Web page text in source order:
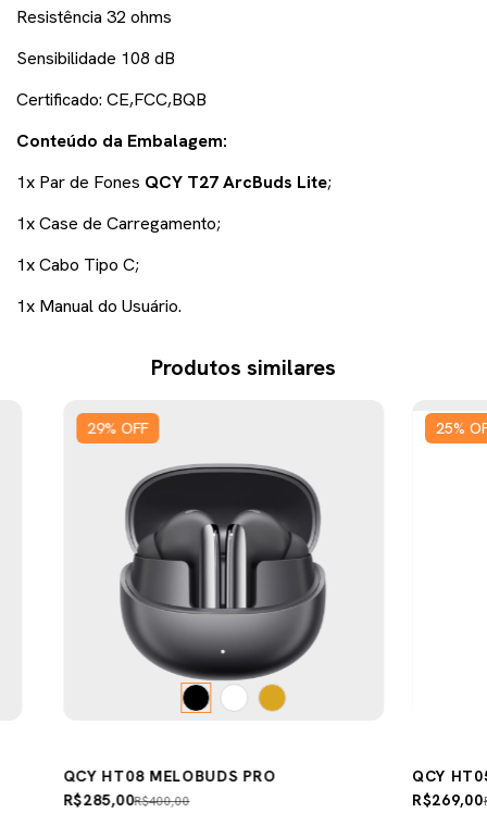
Resistência 32 ohms
Sensibilidade 108 dB
Certificado: CE,FCC,BQB
Conteúdo da Embalagem:
1x Par de Fones QCY T27 ArcBuds Lite;
1x Case de Carregamento;
1x Cabo Tipo C;
1x Manual do Usuário.
Produtos similares
29% OFF
QCY HT08 MELOBUDS PRO
R$400,00
R$285,00
25%
QCY
R$269,00